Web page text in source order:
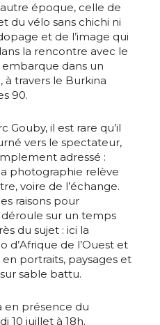
époque, celle de
du vélo sans chichi ni
et de l’image qui
la rencontre avec le
dans un
travers le Burkina
90.
Gouby, il est rare qu’il
vers le spectateur,
adressé :
photographie relève
voire de l’échange.
raisons pour
déroule sur un temps
du sujet : ici la
d’Afrique de l’Ouest et
portraits, paysages et
sable battu.
en présence du
10 juillet à 18h.